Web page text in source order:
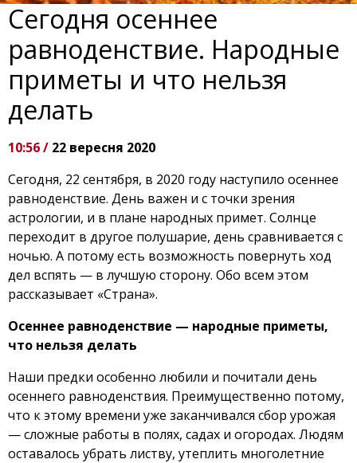
Сегодня осеннее
равноденствие. Народные
приметы и что нельзя
делать
10:56 / 22 вересня 2020
Сегодня, 22 сентября, в 2020 году наступило осеннее
равноденствие. День важен и с точки зрения
астрологии, и в плане народных примет. Солнце
переходит в другое полушарие, день сравнивается с
ночью. А потому есть возможность повернуть ход
дел вспять — в лучшую сторону. Обо всем этом
рассказывает «Страна».
Осеннее равноденствие — народные приметы,
что нельзя делать
Наши предки особенно любили и почитали день
осеннего равноденствия. Преимущественно потому,
что к этому времени уже заканчивался сбор урожая
— сложные работы в полях, садах и огородах. Людям
оставалось убрать листву, утеплить многолетние